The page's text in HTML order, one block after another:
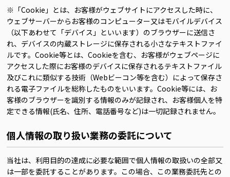
※「Cookie」とは、お客様がウェブサイトにアクセスした時に、
ウェブサーバーからお客様のコンピューター又はモバイルデバイス
（以下あわせて「デバイス」といいます）のブラウザーに送信さ
れ、デバイスの内蔵ストレージに保存される小さなテキストファイ
ルです。Cookie等とは、Cookieを含む、お客様がウェブページに
アクセスした際にお客様のデバイスに保存されるテキストファイル
及びこれに類似する技術（Webビーコン等を含む）によって保存さ
れる電子ファイルを総称したものをいいます。Cookie等には、お
客様のブラウザーを識別する情報のみが記録され、お客様個人を特
定できる情報(氏名、住所、電話番号など)は一切記録されません。
個人情報の取り扱い業務の委託について
当社は、利用目的の達成に必要な範囲で個人情報の取扱いの全部又
は一部を委託することがあります。この場合、この業務委託先との